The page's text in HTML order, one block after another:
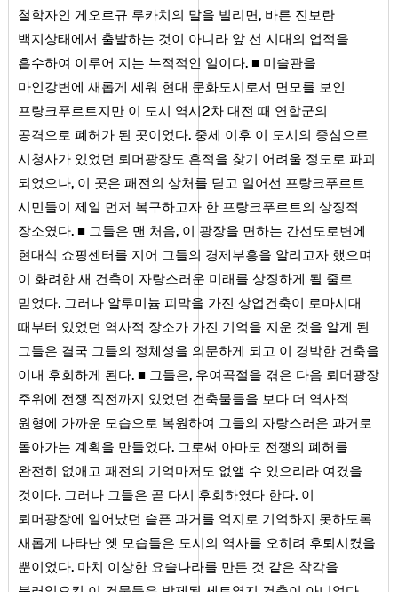
철학자인 게오르규 루카치의 말을 빌리면, 바른 진보란
백지상태에서 출발하는 것이 아니라 앞 선 시대의 업적을
흡수하여 이루어 지는 누적적인 일이다. ■ 미술관을
마인강변에 새롭게 세워 현대 문화도시로서 면모를 보인
프랑크푸르트지만 이 도시 역시2차 대전 때 연합군의
공격으로 폐허가 된 곳이었다. 중세 이후 이 도시의 중심으로
시청사가 있었던 뢰머광장도 흔적을 찾기 어려울 정도로 파괴
되었으나, 이 곳은 패전의 상처를 딛고 일어선 프랑크푸르트
시민들이 제일 먼저 복구하고자 한 프랑크푸르트의 상징적
장소였다. ■ 그들은 맨 처음, 이 광장을 면하는 간선도로변에
현대식 쇼핑센터를 지어 그들의 경제부흥을 알리고자 했으며
이 화려한 새 건축이 자랑스러운 미래를 상징하게 될 줄로
믿었다. 그러나 알루미늄 피막을 가진 상업건축이 로마시대
때부터 있었던 역사적 장소가 가진 기억을 지운 것을 알게 된
그들은 결국 그들의 정체성을 의문하게 되고 이 경박한 건축을
이내 후회하게 된다. ■ 그들은, 우여곡절을 겪은 다음 뢰머광장
주위에 전쟁 직전까지 있었던 건축물들을 보다 더 역사적
원형에 가까운 모습으로 복원하여 그들의 자랑스러운 과거로
돌아가는 계획을 만들었다. 그로써 아마도 전쟁의 폐허를
완전히 없애고 패전의 기억마저도 없앨 수 있으리라 여겼을
것이다. 그러나 그들은 곧 다시 후회하였다 한다. 이
뢰머광장에 일어났던 슬픈 과거를 억지로 기억하지 못하도록
새롭게 나타난 옛 모습들은 도시의 역사를 오히려 후퇴시켰을
뿐이었다. 마치 이상한 요술나라를 만든 것 같은 착각을